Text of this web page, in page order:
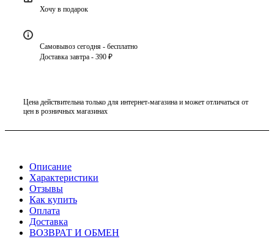
Хочу в подарок
Самовывоз сегодня - бесплатно
Доставка завтра - 390 ₽
Цена действительна только для интернет-магазина и может отличаться от
цен в розничных магазинах
Описание
Характеристики
Отзывы
Как купить
Оплата
Доставка
ВОЗВРАТ И ОБМЕН